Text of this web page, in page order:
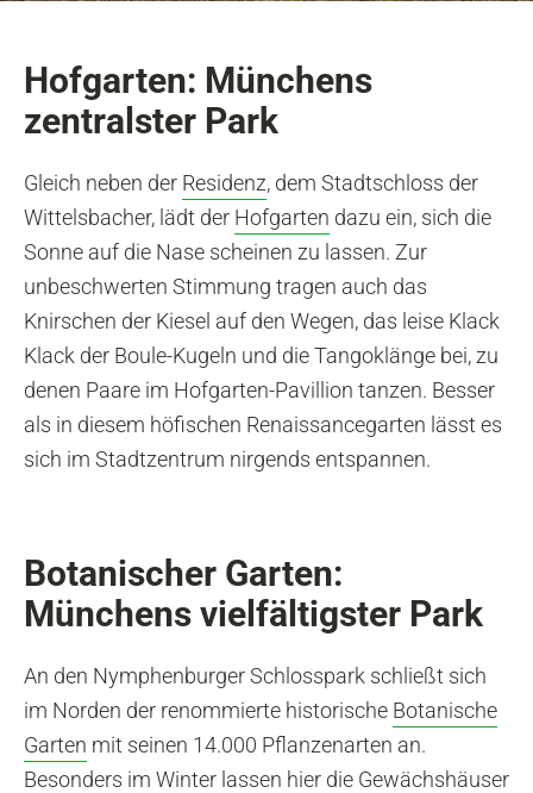
Hofgarten: Münchens
zentralster Park
Gleich neben der Residenz, dem Stadtschloss der
Wittelsbacher, lädt der Hofgarten dazu ein, sich die
Sonne auf die Nase scheinen zu lassen. Zur
unbeschwerten Stimmung tragen auch das
Knirschen der Kiesel auf den Wegen, das leise Klack
Klack der Boule-Kugeln und die Tangoklänge bei, zu
denen Paare im Hofgarten-Pavillion tanzen. Besser
als in diesem höfischen Renaissancegarten lässt es
sich im Stadtzentrum nirgends entspannen.
Botanischer Garten:
Münchens vielfältigster Park
An den Nymphenburger Schlosspark schließt sich
im Norden der renommierte historische Botanische
Garten mit seinen 14.000 Pflanzenarten an.
Besonders im Winter lassen hier die Gewächshäuser